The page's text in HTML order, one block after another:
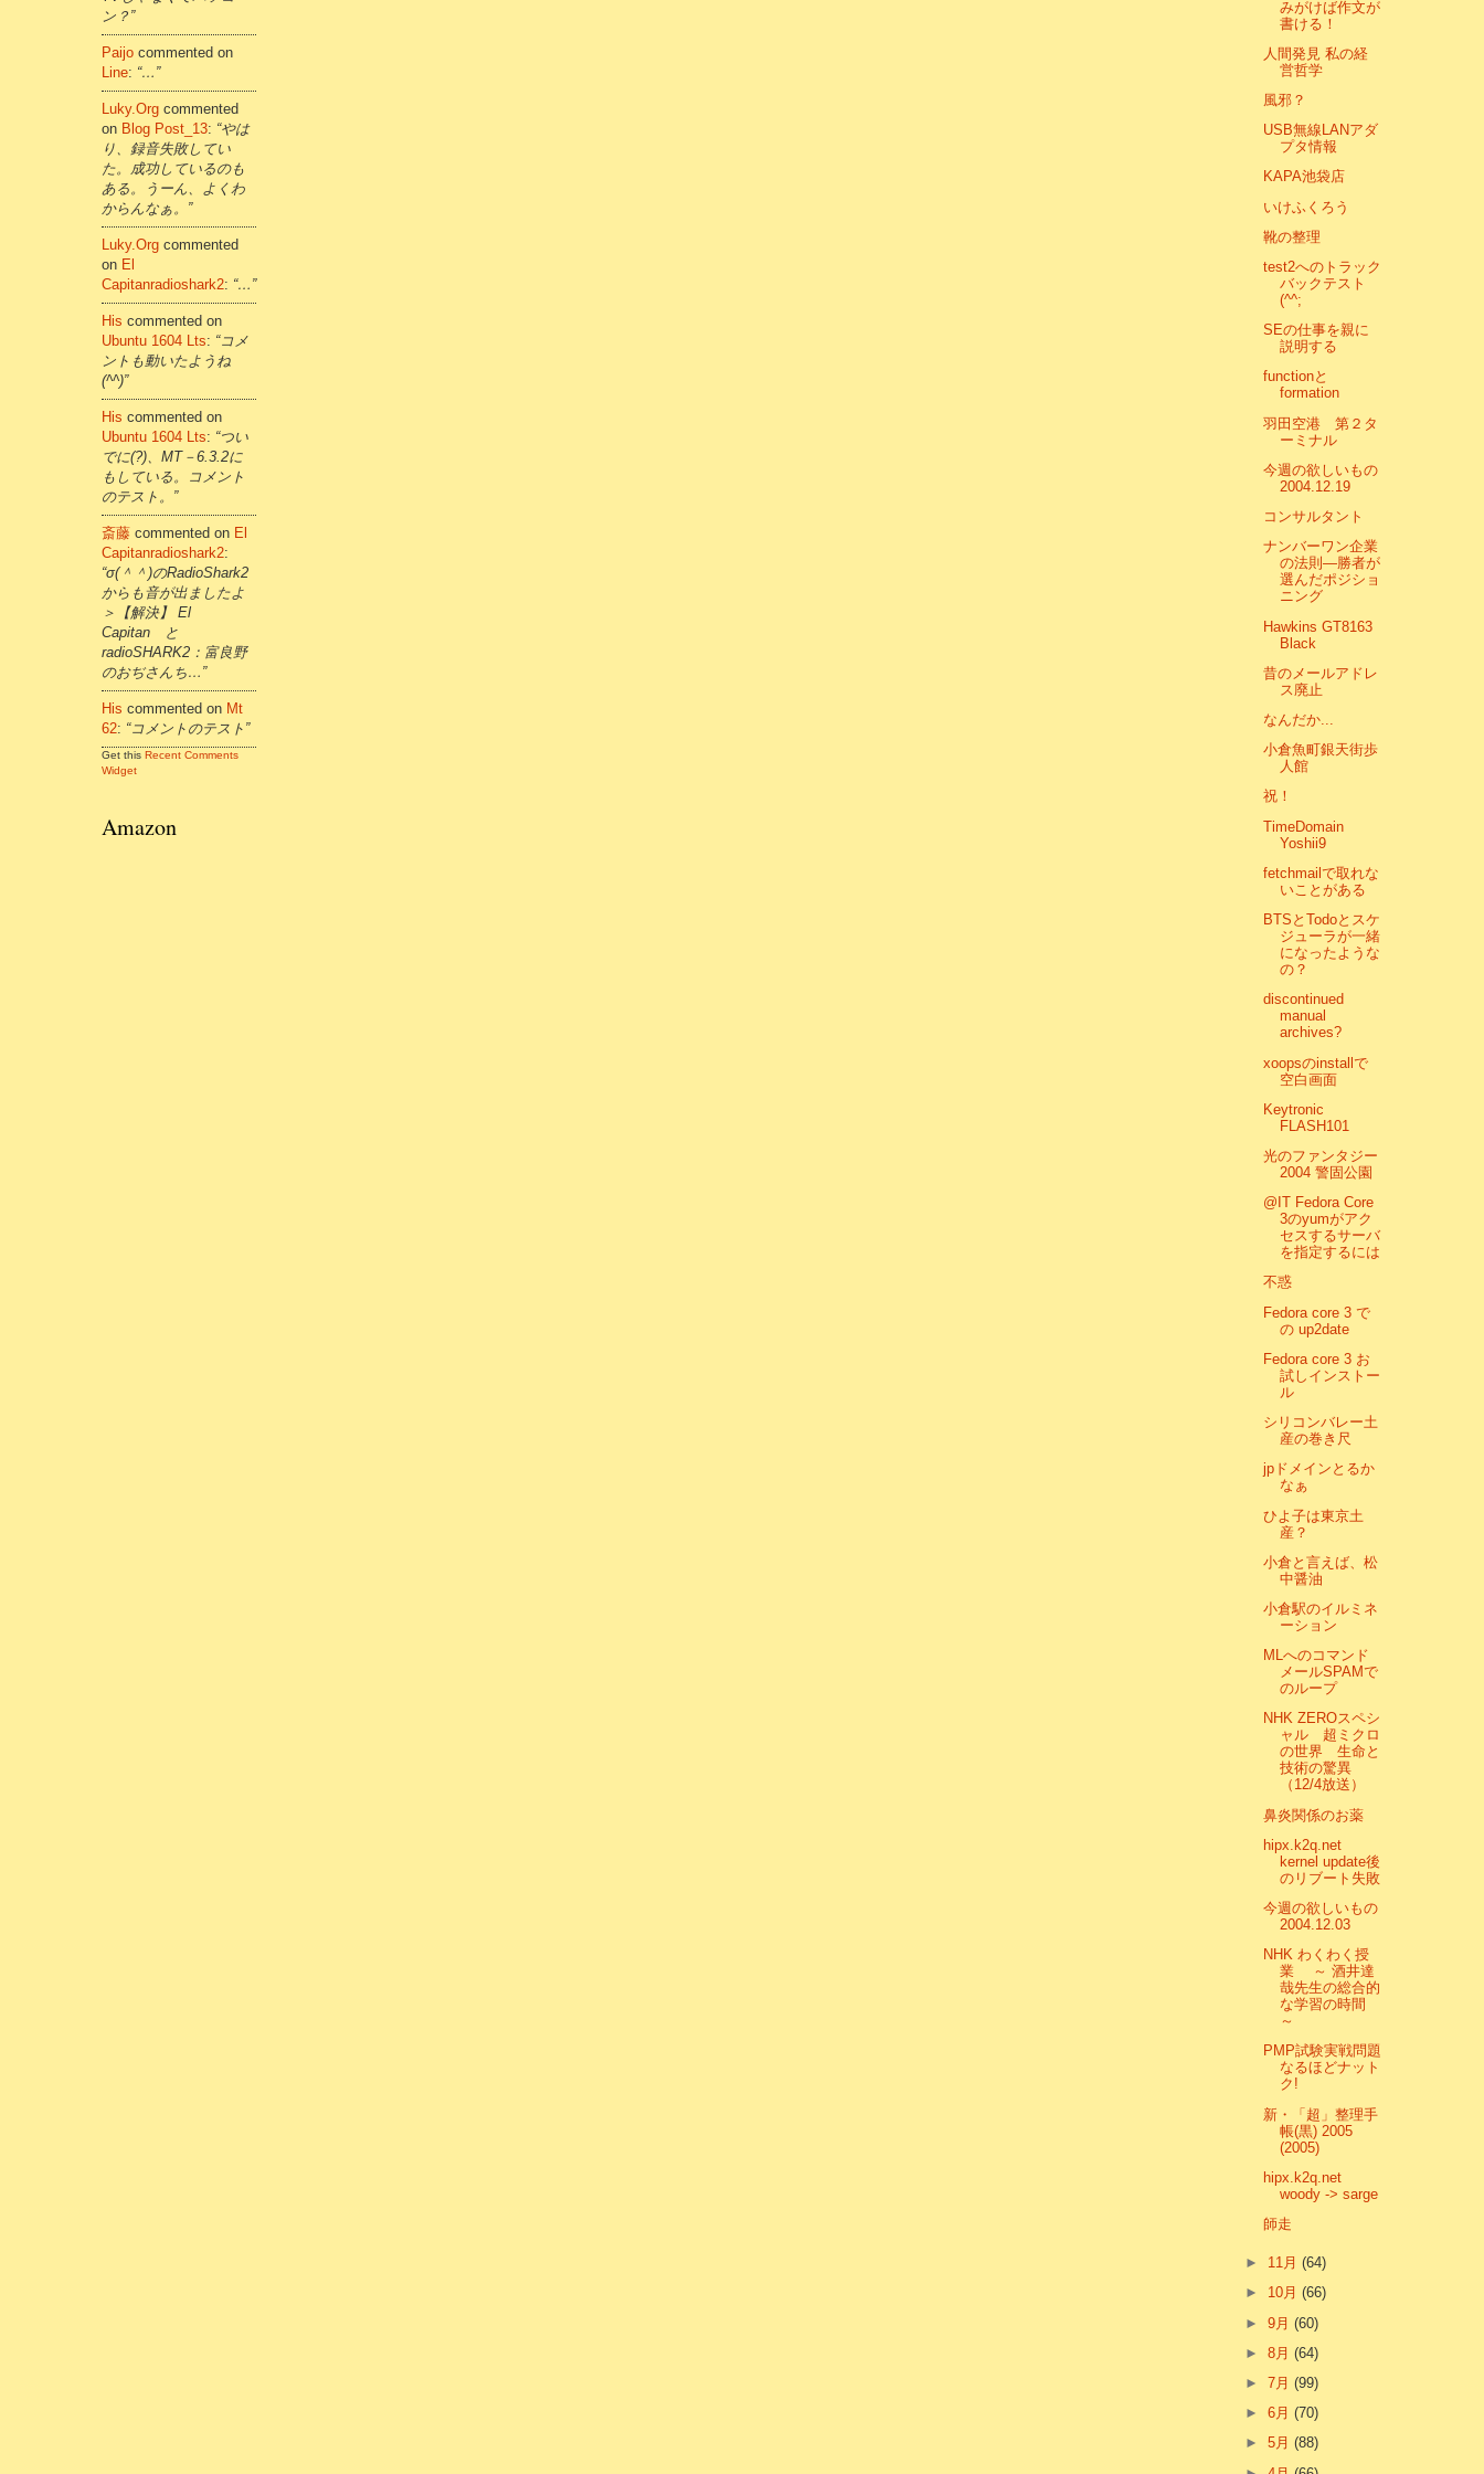
ン？”
Paijo commented on
Line: “…”
Luky.org commented
on Blog Post_13: “やは
り、録音失敗してい
た。成功しているのも
ある。うーん、よくわ
からんなぁ。”
Luky.org commented
on El
Capitanradioshark2: “…”
His commented on
Ubuntu 1604 Lts: “コメ
ントも動いたようね
(^^)”
His commented on
Ubuntu 1604 Lts: “つい
でに(?)、MT－6.3.2に
もしている。コメント
のテスト。”
斎藤 commented on El
Capitanradioshark2:
“σ(＾＾)のRadioShark2
からも音が出ましたよ
＞【解決】 El
Capitan と
radioSHARK2：富良野
のおぢさんち…”
His commented on Mt
62: “コメントのテスト”
Get this Recent Comments
Widget
Amazon
みがけば作文が
書ける！
人間発見 私の経
営哲学
風邪？
USB無線LANアダ
プタ情報
KAPA池袋店
いけふくろう
靴の整理
test2へのトラック
バックテスト
(^^;
SEの仕事を親に
説明する
functionと
formation
羽田空港 第２タ
ーミナル
今週の欲しいもの
2004.12.19
コンサルタント
ナンバーワン企業
の法則―勝者が
選んだポジショ
ニング
Hawkins GT8163
Black
昔のメールアドレ
ス廃止
なんだか...
小倉魚町銀天街歩
人館
祝！
TimeDomain
Yoshii9
fetchmailで取れな
いことがある
BTSとTodoとスケ
ジューラが一緒
になったような
の？
discontinued
manual
archives?
xoopsのinstallで
空白画面
Keytronic
FLASH101
光のファンタジー
2004 警固公園
@IT Fedora Core
3のyumがアク
セスするサーバ
を指定するには
不惑
Fedora core 3 で
の up2date
Fedora core 3 お
試しインストー
ル
シリコンバレー土
産の巻き尺
jpドメインとるか
なぁ
ひよ子は東京土
産？
小倉と言えば、松
中醤油
小倉駅のイルミネ
ーション
MLへのコマンド
メールSPAMで
のループ
NHK ZEROスペシ
ャル 超ミクロ
の世界 生命と
技術の驚異
（12/4放送）
鼻炎関係のお薬
hipx.k2q.net
kernel update後
のリブート失敗
今週の欲しいもの
2004.12.03
NHK わくわく授
業 ～ 酒井達
哉先生の総合的
な学習の時間
～
PMP試験実戦問題
なるほどナット
ク!
新・「超」整理手
帳(黒) 2005
(2005)
hipx.k2q.net
woody -> sarge
師走
► 11月(64)
► 10月(66)
►9月(60)
►8月(64)
►7月(99)
►6月(70)
►5月(88)